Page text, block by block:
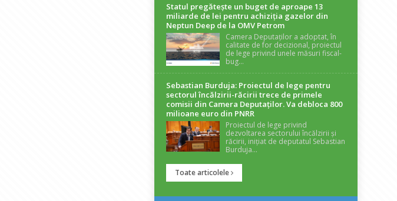
Statul pregătește un buget de aproape 13
miliarde de lei pentru achiziția gazelor din
Neptun Deep de la OMV Petrom
Camera Deputaților a adoptat, în
calitate de for decizional, proiectul
de lege privind unele măsuri fiscal-
bug...
Sebastian Burduja: Proiectul de lege pentru
sectorul încălzirii-răcirii trece de primele
comisii din Camera Deputaților. Va debloca 800
milioane euro din PNRR
Proiectul de lege privind
dezvoltarea sectorului încălzirii și
răcirii, inițiat de deputatul Sebastian
Burduja...
Toate articolele